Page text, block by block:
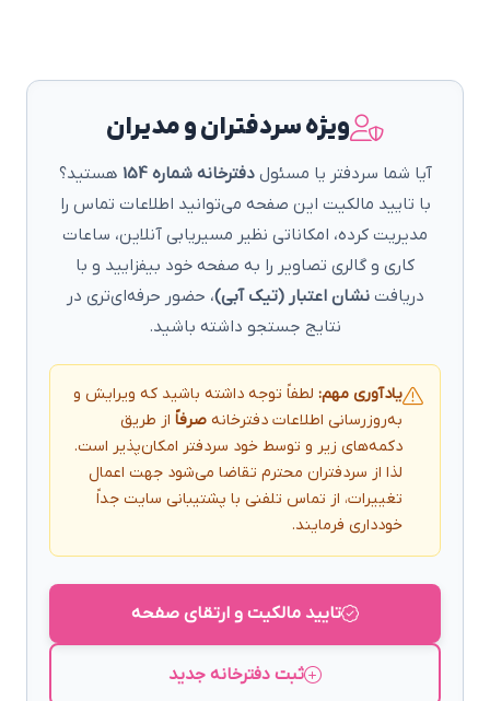
ویژه سردفتران و مدیران
آیا شما سردفتر یا مسئولدفترخانه شماره 154
هستید؟
با تایید مالکیت این صفحه می‌توانید اطلاعات تماس را
مدیریت کرده، امکاناتی نظیر مسیریابی آنلاین، ساعات
کاری و گالری تصاویر را به صفحه خود بیفزایید و با
دریافتنشان اعتبار (تیک آبی)، حضور حرفه‌ای‌تری در
نتایج جستجو داشته باشید.
یادآوری مهم: لطفاً توجه داشته باشید که ویرایش و
به‌روزرسانی اطلاعات دفترخانه صرفاً از طریق
دکمه‌های زیر و توسط خود سردفتر امکان‌پذیر است.
لذا از سردفتران محترم تقاضا می‌شود جهت اعمال
تغییرات، از تماس تلفنی با پشتیبانی سایت جداً
خودداری فرمایند.
تایید مالکیت و ارتقای صفحه
ثبت دفترخانه جدید